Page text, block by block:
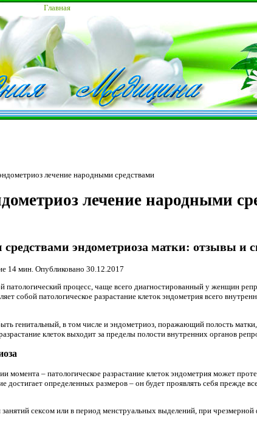
Главная
лечение народными средствами
лечение народными
эндометриоза матки: отзывы и
14 мин. Опубликовано 30.12.2017
патологический процесс, чаще всего диагностированный у женщин
собой патологическое разрастание клеток эндометрия всего
генитальный, в том числе и эндометриоз, поражающий полость матки,
клеток выходит за пределы полости внутренних органов
момента – патологическое разрастание клеток эндометрия может
достигает определенных размеров – он будет проявлять себя прежде
сексом или в период менструальных выделений, при чрезмерной